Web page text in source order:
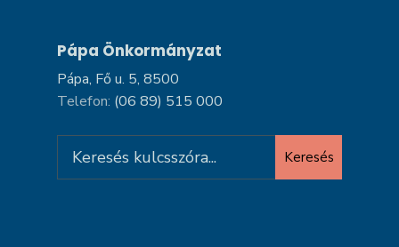
Pápa Önkormányzat
Pápa, Fő u. 5, 8500
Telefon: (06 89) 515 000
for:
Keresés